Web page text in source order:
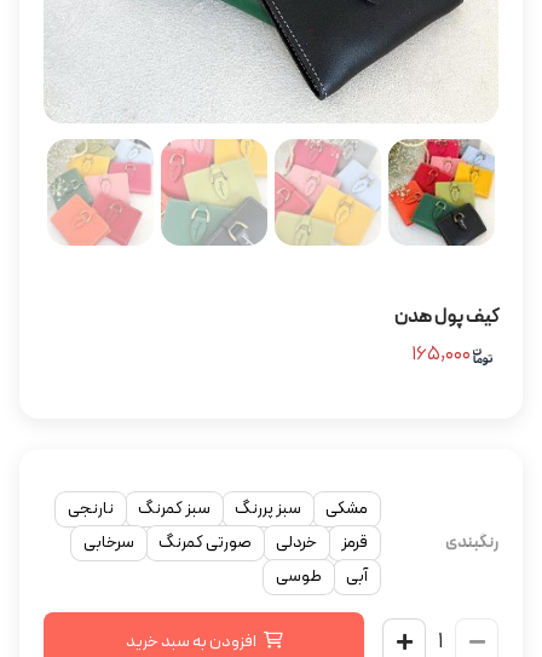
کیف پول هدن
رنگبندی
مشکی سبز پررنگ سبز کمرنگ
نارنجی
قرمز
خردلی صورتی کمرنگ
سرخابی
آبی
طوسی
افزودن به سبد خرید